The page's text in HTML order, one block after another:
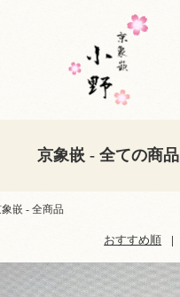
京象嵌 - 全ての商品
嵌 - 全商品
おすすめ順 |